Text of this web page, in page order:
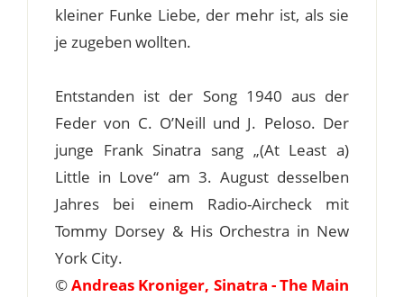
kleiner Funke Liebe, der mehr ist, als sie
je zugeben wollten.
Entstanden ist der Song 1940 aus der
Feder von C. O’Neill und J. Peloso. Der
junge Frank Sinatra sang „(At Least a)
Little in Love“ am 3. August desselben
Jahres bei einem Radio-Aircheck mit
Tommy Dorsey & His Orchestra in New
York City.
©Andreas Kroniger, Sinatra - The Main